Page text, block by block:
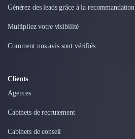
Générez des leads grâce à la recommandation
Multipliez votre visibilité
Comment nos avis sont vérifiés
Clients
Agences
Cabinets de recrutement
Cabinets de conseil